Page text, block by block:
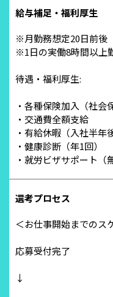
給与補足・福利厚生
※月勤務想定20日前後
※1日の実働8時間以上
待遇・福利厚生:
・各種保険加入（社会
・交通費全額支給
・有給休暇（入社半年後
・健康診断（年1回）
・就労ビザサポート（
選考プロセス
＜お仕事開始までのス
応募受付完了
↓